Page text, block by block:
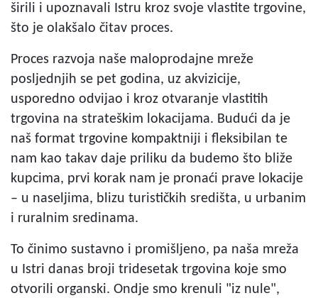
širili i upoznavali Istru kroz svoje vlastite trgovine,
što je olakšalo čitav proces.
Proces razvoja naše maloprodajne mreže
posljednjih se pet godina, uz akvizicije,
usporedno odvijao i kroz otvaranje vlastitih
trgovina na strateškim lokacijama. Budući da je
naš format trgovine kompaktniji i fleksibilan te
nam kao takav daje priliku da budemo što bliže
kupcima, prvi korak nam je pronaći prave lokacije
– u naseljima, blizu turističkih središta, u urbanim
i ruralnim sredinama.
To činimo sustavno i promišljeno, pa naša mreža
u Istri danas broji tridesetak trgovina koje smo
otvorili organski. Ondje smo krenuli "iz nule",